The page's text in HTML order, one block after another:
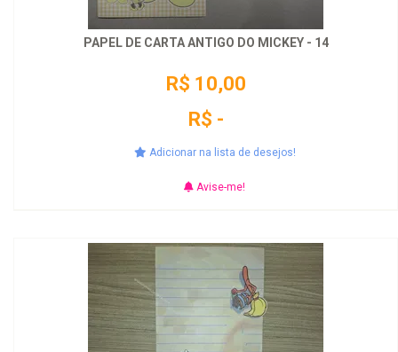
PAPEL DE CARTA ANTIGO DO MICKEY - 14
R$ 10,00
R$ -
Adicionar na lista de desejos!
Avise-me!